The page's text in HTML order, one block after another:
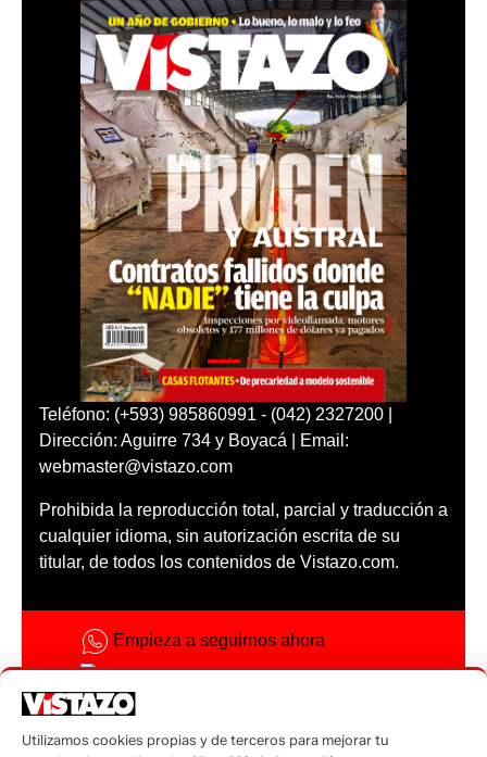
Teléfono: (+593) 985860991 - (042) 2327200 |
Dirección: Aguirre 734 y Boyacá | Email:
webmaster@vistazo.com
Prohibida la reproducción total, parcial y traducción a
cualquier idioma, sin autorización escrita de su
titular, de todos los contenidos de Vistazo.com.
Empieza a seguirnos ahora
Activar notificaciones
Código ética
Utilizamos cookies propias y de terceros para mejorar tu